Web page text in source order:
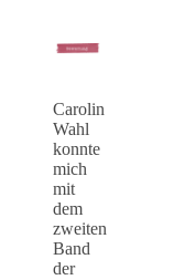
Carolin
Wahl
konnte
mich
mit
dem
zweiten
Band
der